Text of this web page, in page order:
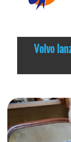
Volvo